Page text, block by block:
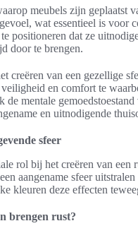
meubels zijn geplaatst
wat essentieel is
positioneren dat ze
door te brengen.
creëren van een gezellige
en comfort te
de mentale
en uitnodigende
sfeer
rol bij het creëren van
aangename sfeer
kleuren deze effecten
brengen rust?